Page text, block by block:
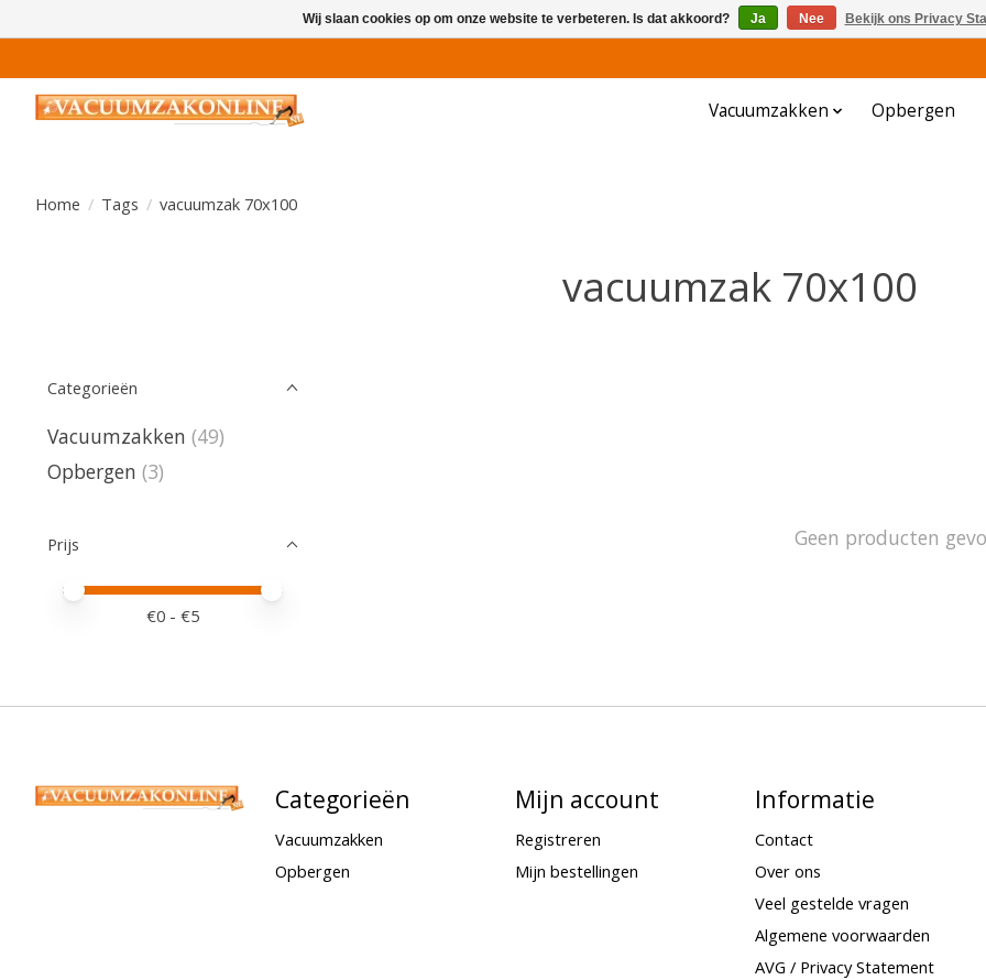
Vacuumzakken Opbergen
Home / Tags / vacuumzak 70x100
vacuumzak 70x100
Categorieën
Vacuumzakken (49)
Opbergen (3)
Prijs
Minimale prijswaarde
Price maximum value
€0 - €5
Geen producten
Categorieën
Vacuumzakken
Opbergen
Mijn account
Registreren
Mijn bestellingen
Informatie
Contact
Over ons
Veel gestelde vragen
Algemene voorwaarden
AVG / Privacy Statement
Wij slaan cookies op om onze website te verbeteren. Is dat akkoord? Ja Nee Bekijk ons Privacy